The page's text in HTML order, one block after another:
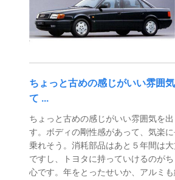
ちょっと古めの感じがいい雰囲
て ...
ちょっと古めの感じがいい雰囲気を出
す。ボディの剛性感があって、気楽に
乗れそう。消耗部品はあと５年間は大
ですし、トヨタに持っていけるのが
心です。年をとったせいか、アルミ